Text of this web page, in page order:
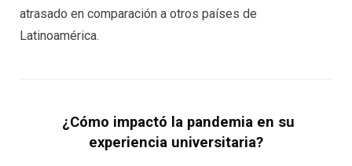
atrasado en comparación a otros países de
Latinoamérica.
¿Cómo impactó la pandemia en su
experiencia universitaria?